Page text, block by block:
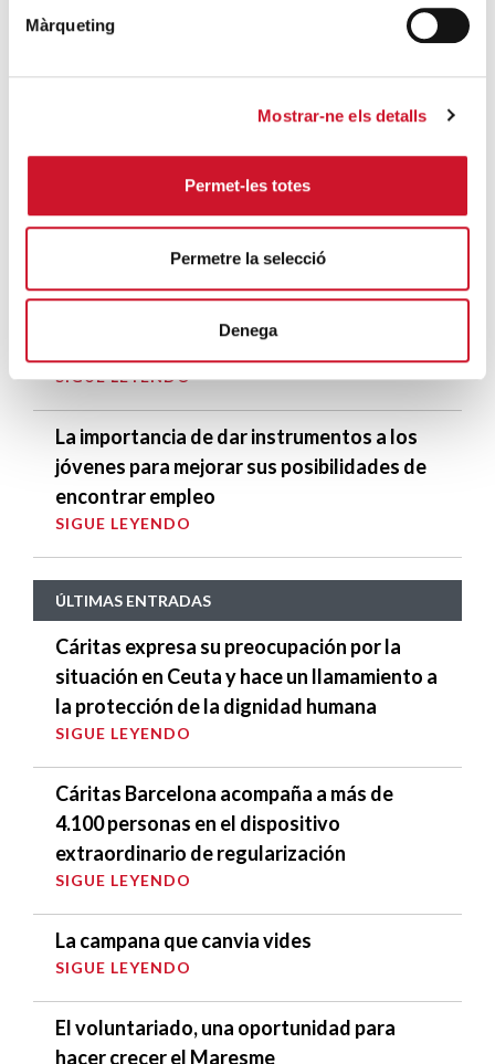
Màrqueting
Mostrar-ne els detalls
Permet-les totes
Permetre la selecció
Denega
ENTRADAS RELACIONADAS
Mentoría con alma: cuando acompañar
trabajar en nuestro país
SIGUE LEYENDO
Mostrando “Trabajo con Corazón” a la
SIGUE LEYENDO
La importancia de dar instrumentos a los
jóvenes para mejorar sus posibilidades de
encontrar empleo
SIGUE LEYENDO
ÚLTIMAS ENTRADAS
Cáritas expresa su preocupación por la
situación en Ceuta y hace un llamamiento a
la protección de la dignidad humana
SIGUE LEYENDO
Cáritas Barcelona acompaña a más de
4.100 personas en el dispositivo
extraordinario de regularización
SIGUE LEYENDO
La campana que canvia vides
SIGUE LEYENDO
El voluntariado, una oportunidad para
hacer crecer el Maresme